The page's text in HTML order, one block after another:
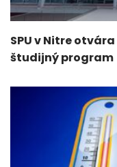
SPU v Nitre
študijný program